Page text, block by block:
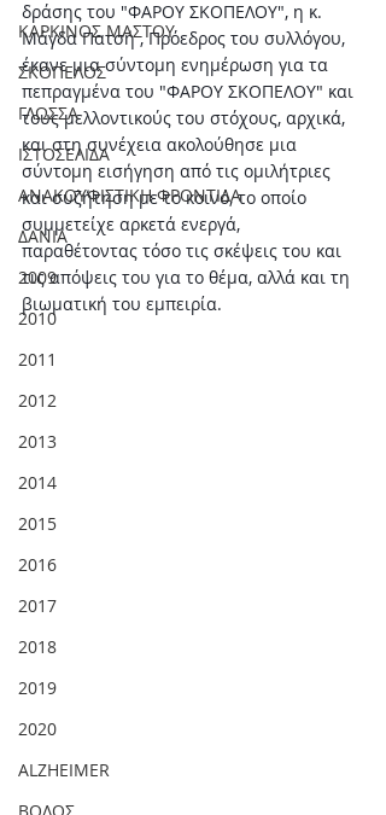
ΚΑΡΚΙΝΟΣ ΜΑΣΤΟΥ
ΣΚΟΠΕΛΟΣ
ΓΛΩΣΣΑ
ΙΣΤΟΣΕΛΙΔΑ
ΑΝΑΚΟΥΦΙΣΤΙΚΗ ΦΡΟΝΤΙΔΑ
ΔΑΝΙΑ
2009
2010
2011
2012
2013
2014
2015
2016
2017
2018
2019
2020
ALZHEIMER
δράσης του "ΦΑΡΟΥ ΣΚΟΠΕΛΟΥ", η κ.
Μάγδα Πατσή , Πρόεδρος του συλλόγου,
έκανε μια σύντομη ενημέρωση για τα
πεπραγμένα του "ΦΑΡΟΥ ΣΚΟΠΕΛΟΥ" και
τους μελλοντικούς του στόχους, αρχικά,
και στη συνέχεια ακολούθησε μια
σύντομη εισήγηση από τις ομιλήτριες
και συζήτηση με το κοινό, το οποίο
συμμετείχε αρκετά ενεργά,
παραθέτοντας τόσο τις σκέψεις του και
τις απόψεις του για το θέμα, αλλά και τη
βιωματική του εμπειρία.